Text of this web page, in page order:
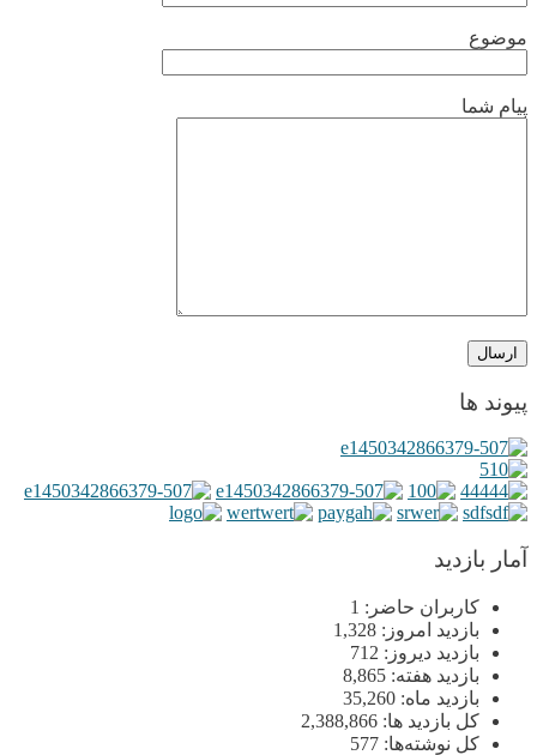
موضوع
پیام شما
پیوند ها
آمار بازدید
کاربران حاضر: 1
بازدید امروز: 1,328
بازدید دیروز: 712
بازدید هفته: 8,865
بازدید ماه: 35,260
کل بازدید ها: 2,388,866
کل نوشته‌ها: 577